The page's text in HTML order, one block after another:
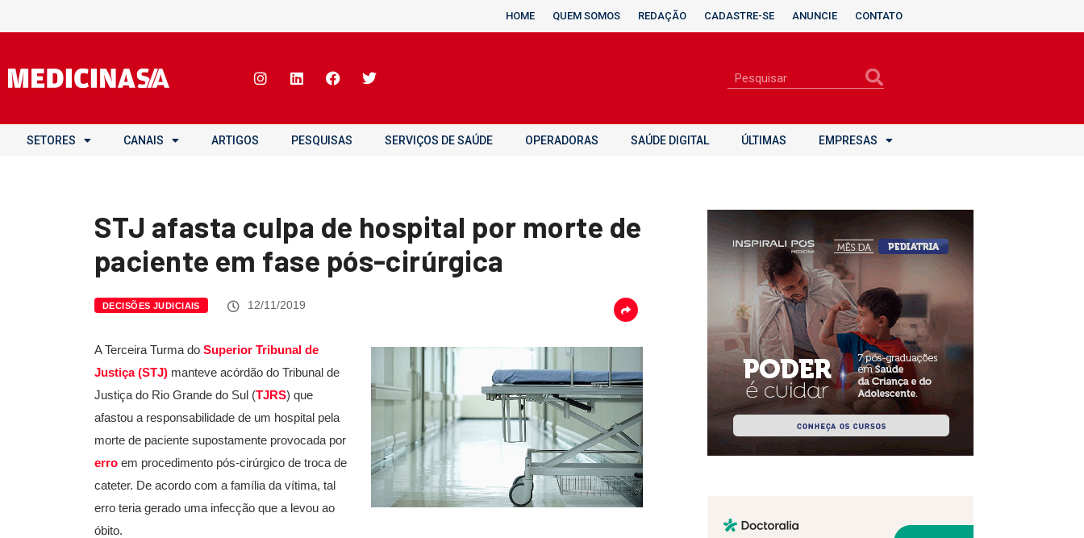
HOME QUEM SOMOS REDAÇÃO CADASTRE-SE ANUNCIE CONTATO
SETORES CANAIS ARTIGOS PESQUISAS SERVIÇOS DE SAÚDE OPERADORAS SAÚDE DIGITAL ÚLTIMAS EMPRESAS
STJ afasta culpa de hospital por morte de
paciente em fase pós-cirúrgica
DECISÕES JUDICIAIS 12/11/2019
​A Terceira Turma do Superior Tribunal de
Justiça (STJ) manteve acórdão do Tribunal de
Justiça do Rio Grande do Sul (TJRS) que
afastou a responsabilidade de um hospital pela
morte de paciente supostamente provocada por
erro em procedimento pós-cirúrgico de troca de
cateter. De acordo com a família da vítima, tal
erro teria gerado uma infecção que a levou ao
óbito.